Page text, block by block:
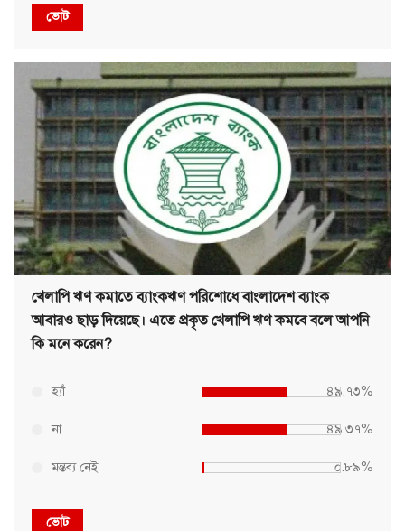
ভোট
খেলাপি ঋণ কমাতে ব্যাংকঋণ পরিশোধে বাংলাদেশ ব্যাংক
আবারও ছাড় দিয়েছে। এতে প্রকৃত খেলাপি ঋণ কমবে বলে আপনি
কি মনে করেন?
হ্যাঁ ৪৯.৭৩%
না ৪৯.৩৭%
মন্তব্য নেই ০.৮৯%
ভোট